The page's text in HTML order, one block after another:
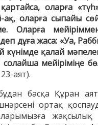
оларға
ақ, оларға сыпайы
Оларға
дұға жаса: «Уа,
күнімде қалай
мейіріміңе
аят).
басқа Құран
ортақ
жақсылық